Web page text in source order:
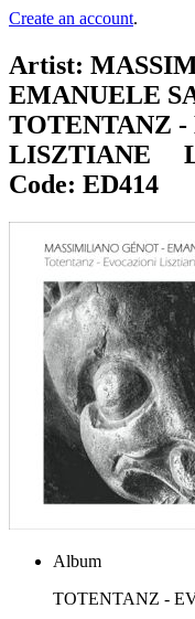
Create an account.
Artist:
EMANUELE
TOTENTANZ
LISZTIANE
Code: ED414
Album
TOTENTANZ -